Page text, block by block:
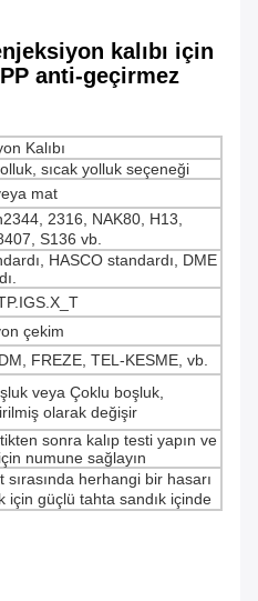
kalıbı için
anti-geçirmez
Kalıbı
sıcak yolluk seçeneği
mat
2316, NAK80, H13,
S136 vb.
HASCO standardı, DME
çekim
FREZE, TEL-KESME, vb.
veya Çoklu boşluk,
olarak değişir
sonra kalıp testi yapın ve
numune sağlayın
sırasında herhangi bir hasarı
için güçlü tahta sandık içinde